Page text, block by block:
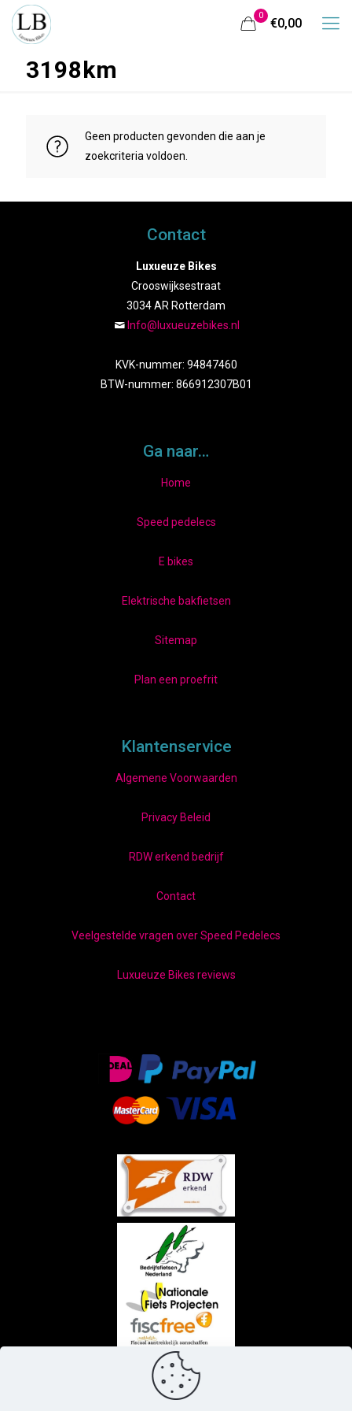
0
€0,00
3198km
Geen producten gevonden die aan je
zoekcriteria voldoen.
Contact
Luxueuze Bikes
Crooswijksestraat
3034 AR Rotterdam
Info@luxueuzebikes.nl
KVK-nummer: 94847460
BTW-nummer: 866912307B01
Ga naar…
Home
Speed pedelecs
E bikes
Elektrische bakfietsen
Sitemap
Plan een proefrit
Klantenservice
Algemene Voorwaarden
Privacy Beleid
RDW erkend bedrijf
Contact
Veelgestelde vragen over Speed Pedelecs
Luxueuze Bikes reviews